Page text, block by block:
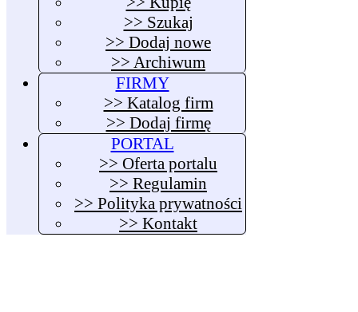
>> Szukaj
>> Dodaj nowe
>> Archiwum
FIRMY
>> Katalog firm
>> Dodaj firmę
PORTAL
>> Oferta portalu
>> Regulamin
>> Polityka prywatności
>> Kontakt